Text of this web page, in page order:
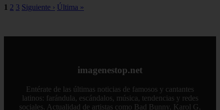
1 2 3 Siguiente › Última »
imagenestop.net
Entérate de las últimas noticias de famosos y cantantes
latinos: farándula, escándalos, música, tendencias y redes
sociales. Actualidad de artistas como Bad Bunny, Karol G,